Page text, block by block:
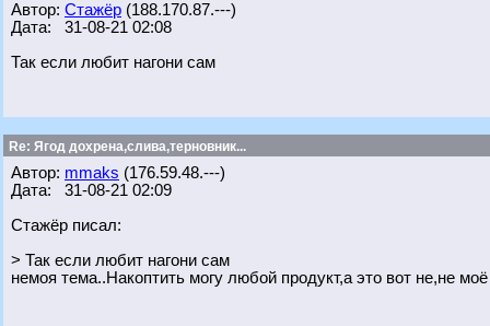
Автор: Стажёр (188.170.87.---)
Дата: 31-08-21 02:08
Так если любит нагони сам
Re: Ягод дохрена,слива,терновник...
Автор: mmaks (176.59.48.---)
Дата: 31-08-21 02:09
Стажёр писал:
> Так если любит нагони сам
немоя тема..Накоптить могу любой продукт,а это вот не,не моё